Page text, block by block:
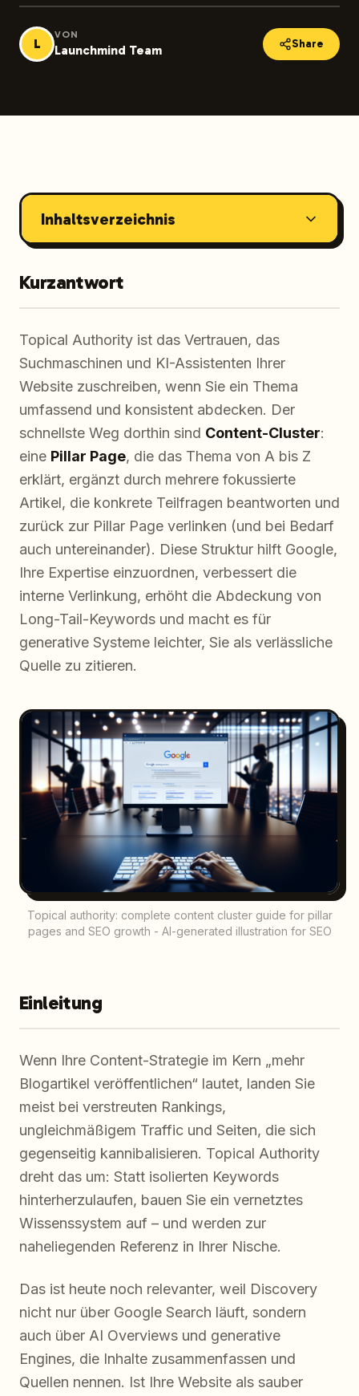
L
VON
Launchmind Team Share
Inhaltsverzeichnis
Kurzantwort
Topical Authority ist das Vertrauen, das
Suchmaschinen und KI-Assistenten Ihrer
Website zuschreiben, wenn Sie ein Thema
umfassend und konsistent abdecken. Der
schnellste Weg dorthin sind Content-Cluster:
eine Pillar Page, die das Thema von A bis Z
erklärt, ergänzt durch mehrere fokussierte
Artikel, die konkrete Teilfragen beantworten und
zurück zur Pillar Page verlinken (und bei Bedarf
auch untereinander). Diese Struktur hilft Google,
Ihre Expertise einzuordnen, verbessert die
interne Verlinkung, erhöht die Abdeckung von
Long-Tail-Keywords und macht es für
generative Systeme leichter, Sie als verlässliche
Quelle zu zitieren.
Topical authority: complete content cluster guide for pillar
pages and SEO growth - AI-generated illustration for SEO
Einleitung
Wenn Ihre Content-Strategie im Kern „mehr
Blogartikel veröffentlichen“ lautet, landen Sie
meist bei verstreuten Rankings,
ungleichmäßigem Traffic und Seiten, die sich
gegenseitig kannibalisieren. Topical Authority
dreht das um: Statt isolierten Keywords
hinterherzulaufen, bauen Sie ein vernetztes
Wissenssystem auf – und werden zur
naheliegenden Referenz in Ihrer Nische.
Das ist heute noch relevanter, weil Discovery
nicht nur über Google Search läuft, sondern
auch über AI Overviews und generative
Engines, die Inhalte zusammenfassen und
Quellen nennen. Ist Ihre Website als sauber